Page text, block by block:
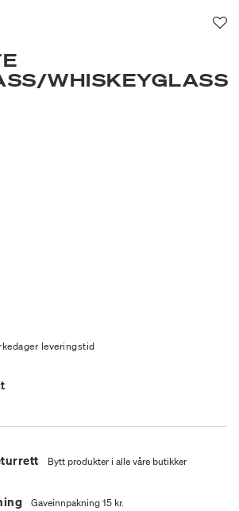
WHISKEYGLASS
leveringstid
Bytt produkter i alle våre butikker
Gaveinnpakning 15 kr.